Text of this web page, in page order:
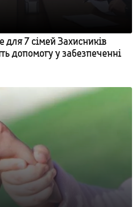
7 сімей Захисників
допомогу у забезпеченні